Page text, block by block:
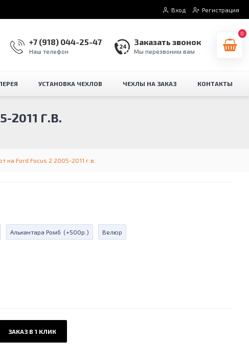
Вход Регистрация
+7 (918) 044-25-47
Наш телефон
Заказать звонок
Мы перезвоним вам
0
УСТАНОВКА ЧЕХЛОВ ЧЕХЛЫ НА ЗАКАЗ КОНТАКТЫ
на Ford Focus 2 2005-2011 г.в.
2011 Г.В.
Алькантара Ромб (+500р.) Велюр
ЗАКАЗ В 1 КЛИК